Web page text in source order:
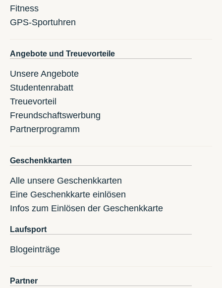
Fitness
GPS-Sportuhren
Angebote und Treuevorteile
Unsere Angebote
Studentenrabatt
Treuevorteil
Freundschaftswerbung
Partnerprogramm
Geschenkkarten
Alle unsere Geschenkkarten
Eine Geschenkkarte einlösen
Infos zum Einlösen der Geschenkkarte
Laufsport
Blogeinträge
Partner